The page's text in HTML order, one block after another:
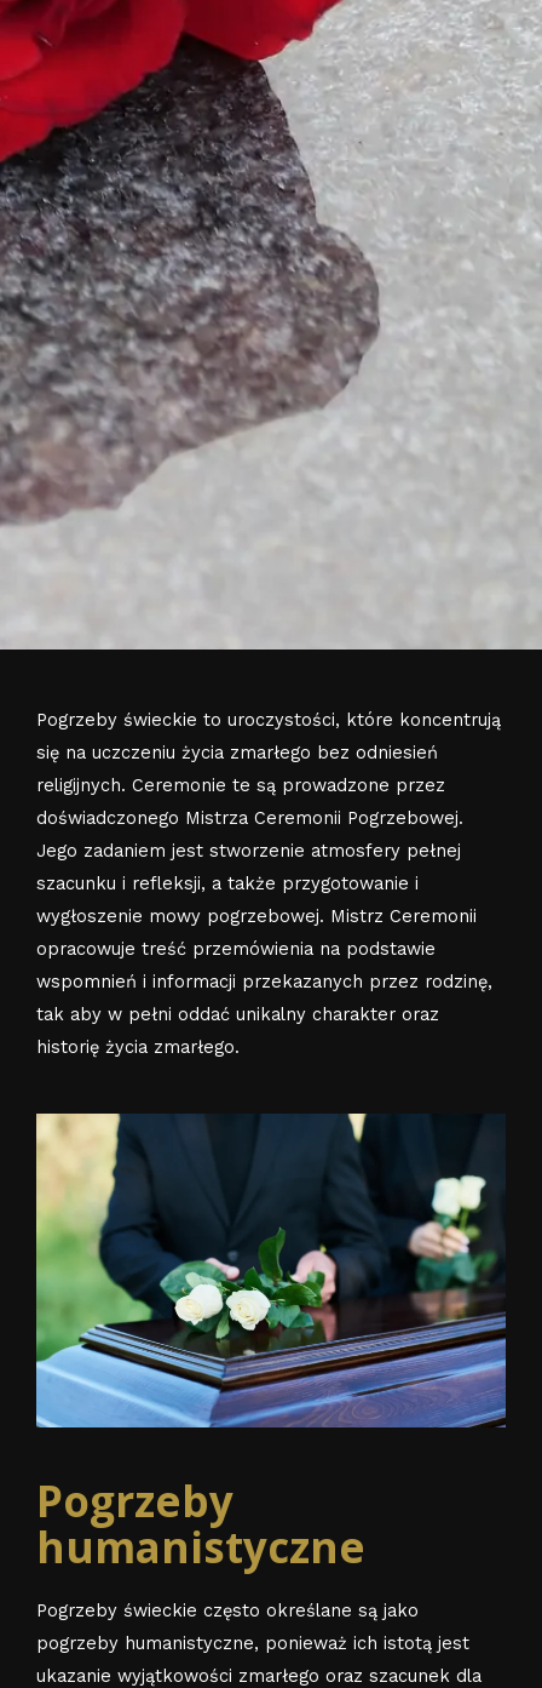
Pogrzeby świeckie to uroczystości, które koncentrują
się na uczczeniu życia zmarłego bez odniesień
religijnych. Ceremonie te są prowadzone przez
doświadczonego Mistrza Ceremonii Pogrzebowej.
Jego zadaniem jest stworzenie atmosfery pełnej
szacunku i refleksji, a także przygotowanie i
wygłoszenie mowy pogrzebowej. Mistrz Ceremonii
opracowuje treść przemówienia na podstawie
wspomnień i informacji przekazanych przez rodzinę,
tak aby w pełni oddać unikalny charakter oraz
historię życia zmarłego.
Pogrzeby
humanistyczne
Pogrzeby świeckie często określane są jako
pogrzeby humanistyczne, ponieważ ich istotą jest
ukazanie wyjątkowości zmarłego oraz szacunek dla